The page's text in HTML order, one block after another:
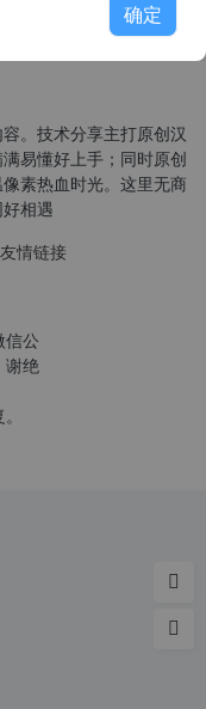
。技术分享主打原创汉
易懂好上手；同时原创
素热血时光。这里无商
相遇
友情链接
信公
谢绝
确定